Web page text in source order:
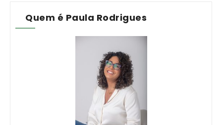
Quem é Paula Rodrigues